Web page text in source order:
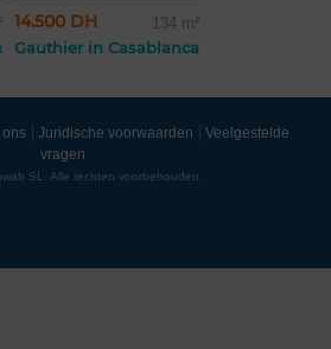
14.500 DH 134 m²
Gauthier in Casablanca
ons Juridische voorwaarden
Veelgestelde
vragen
SL. Alle rechten voorbehouden.